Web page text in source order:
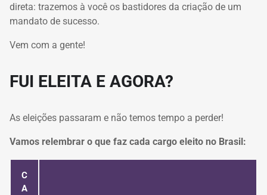
direta: trazemos à você os bastidores da criação de um
mandato de sucesso.
Vem com a gente!
FUI ELEITA E AGORA?
As eleições passaram e não temos tempo a perder!
Vamos relembrar o que faz cada cargo eleito no Brasil:
C
A